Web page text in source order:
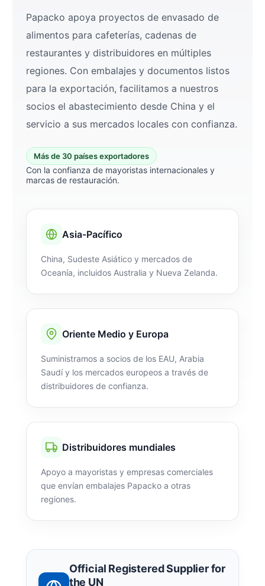
Papacko apoya proyectos de envasado de
alimentos para cafeterías, cadenas de
restaurantes y distribuidores en múltiples
regiones. Con embalajes y documentos listos
para la exportación, facilitamos a nuestros
socios el abastecimiento desde China y el
servicio a sus mercados locales con confianza.
Más de 30 países exportadores
Con la confianza de mayoristas internacionales y
marcas de restauración.
Asia-Pacífico
China, Sudeste Asiático y mercados de
Oceanía, incluidos Australia y Nueva Zelanda.
Oriente Medio y Europa
Suministramos a socios de los EAU, Arabia
Saudí y los mercados europeos a través de
distribuidores de confianza.
Distribuidores mundiales
Apoyo a mayoristas y empresas comerciales
que envían embalajes Papacko a otras
regiones.
Official Registered Supplier for
the UN